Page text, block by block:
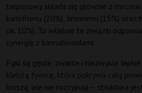
terpenowy składa się głównie z
kariofilenu (20%), limonenu (15%) oraz
ok. 10%). To właśnie te związki
synergię z kannabinoidami.
Pąki są gęste, zwarte i niezwykle
kleistą żywicę, która pokrywa całą
kruszą, ale nie rozsypują – struktura